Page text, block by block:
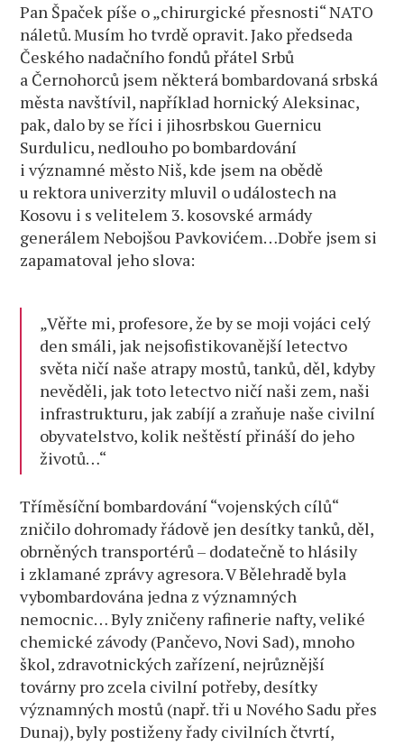
Pan Špaček píše o „chirurgické přesnosti“ NATO
náletů. Musím ho tvrdě opravit. Jako předseda
Českého nadačního fondů přátel Srbů
a Černohorců jsem některá bombardovaná srbská
města navštívil, například hornický Aleksinac,
pak, dalo by se říci i jihosrbskou Guernicu
Surdulicu, nedlouho po bombardování
i významné město Niš, kde jsem na obědě
u rektora univerzity mluvil o událostech na
Kosovu i s velitelem 3. kosovské armády
generálem Nebojšou Pavkovićem…Dobře jsem si
zapamatoval jeho slova:
„Věřte mi, profesore, že by se moji vojáci celý
den smáli, jak nejsofistikovanější letectvo
světa ničí naše atrapy mostů, tanků, děl, kdyby
nevěděli, jak toto letectvo ničí naši zem, naši
infrastrukturu, jak zabíjí a zraňuje naše civilní
obyvatelstvo, kolik neštěstí přináší do jeho
životů…“
Tříměsíční bombardování “vojenských cílů“
zničilo dohromady řádově jen desítky tanků, děl,
obrněných transportérů – dodatečně to hlásily
i zklamané zprávy agresora. V Bělehradě byla
vybombardována jedna z významných
nemocnic… Byly zničeny rafinerie nafty, veliké
chemické závody (Pančevo, Novi Sad), mnoho
škol, zdravotnických zařízení, nejrůznější
továrny pro zcela civilní potřeby, desítky
významných mostů (např. tři u Nového Sadu přes
Dunaj), byly postiženy řady civilních čtvrtí,